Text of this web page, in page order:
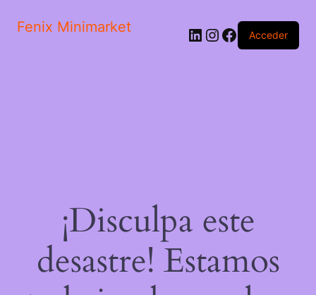
Fenix Minimarket LinkedIn
Instagram
Facebook
Acceder
¡Disculpa este
desastre! Estamos